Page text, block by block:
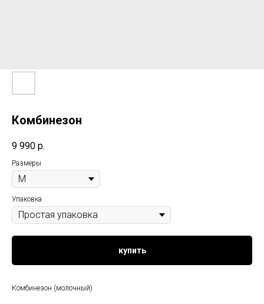
Комбинезон
9 990 р.
Размеры
Упаковка
купить
Комбинезон (молочный)